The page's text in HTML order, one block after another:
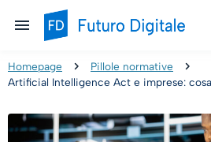
Homepage
Pillole normative
Artificial Intelligence Act e imprese: